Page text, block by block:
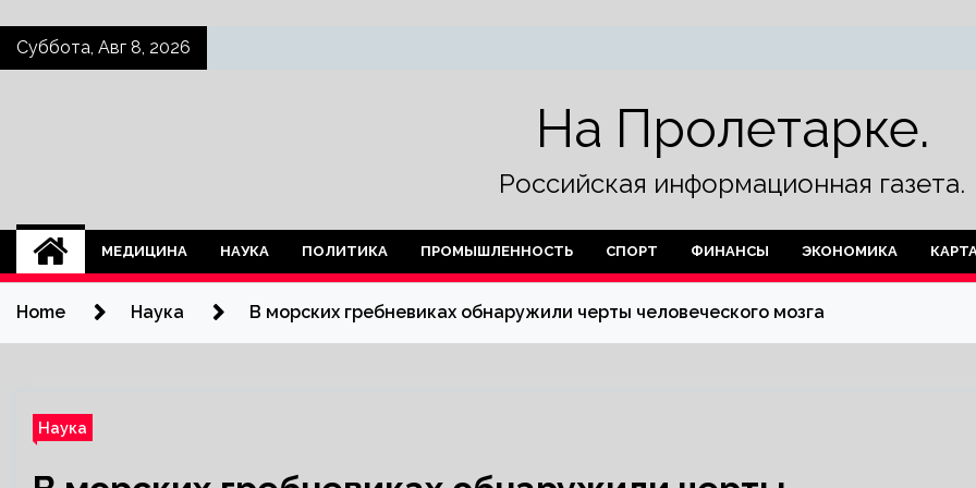
SkipСуббота, Авг 8, 2026
На Пролетарке.
Российская информационная газета.
МЕДИЦИНА НАУКА ПОЛИТИКА ПРОМЫШЛЕННОСТЬ СПОРТ ФИНАНСЫ ЭКОНОМИКА
Home Наука В морских гребневиках обнаружили черты человеческого мозга
Наука